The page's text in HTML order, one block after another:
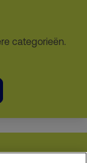
categorieën.